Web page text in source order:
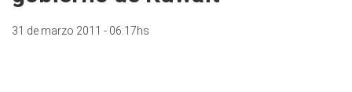
31 de marzo 2011 - 06:17hs